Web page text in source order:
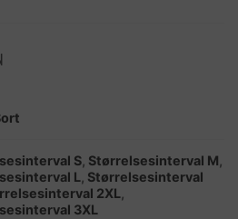
S Størrelsesinterval M
L Størrelsesinterval
2XL
3XL